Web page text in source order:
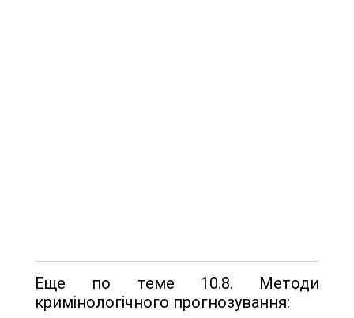
Еще по теме 10.8. Методи
кримінологічного прогнозування: